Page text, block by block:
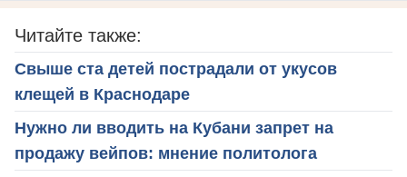
Читайте также:
Свыше ста детей пострадали от укусов
клещей в Краснодаре
Нужно ли вводить на Кубани запрет на
продажу вейпов: мнение политолога